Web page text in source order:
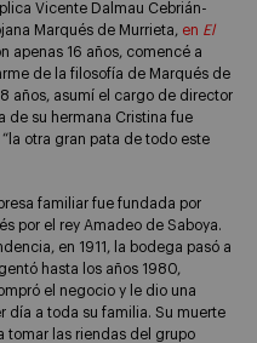
Vicente Dalmau Cebrián-
Marqués de Murrieta, en El
apenas 16 años, comencé a
de la filosofía de Marqués de
años, asumí el cargo de director
de su hermana Cristina fue
otra gran pata de todo este
familiar fue fundada por
por el rey Amadeo de Saboya.
en 1911, la bodega pasó a
hasta los años 1980,
el negocio y le dio una
día a toda su familia. Su muerte
tomar las riendas del grupo